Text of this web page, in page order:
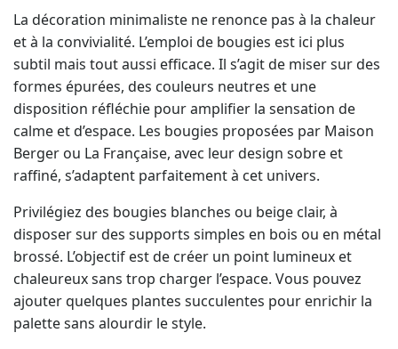
La décoration minimaliste ne renonce pas à la chaleur
et à la convivialité. L’emploi de bougies est ici plus
subtil mais tout aussi efficace. Il s’agit de miser sur des
formes épurées, des couleurs neutres et une
disposition réfléchie pour amplifier la sensation de
calme et d’espace. Les bougies proposées par Maison
Berger ou La Française, avec leur design sobre et
raffiné, s’adaptent parfaitement à cet univers.
Privilégiez des bougies blanches ou beige clair, à
disposer sur des supports simples en bois ou en métal
brossé. L’objectif est de créer un point lumineux et
chaleureux sans trop charger l’espace. Vous pouvez
ajouter quelques plantes succulentes pour enrichir la
palette sans alourdir le style.